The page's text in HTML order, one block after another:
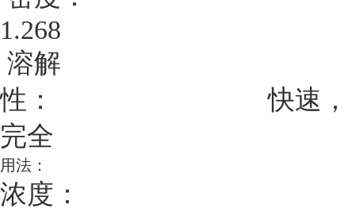
1.268
溶解
性：
快速，
完全
用法 ：
浓度：